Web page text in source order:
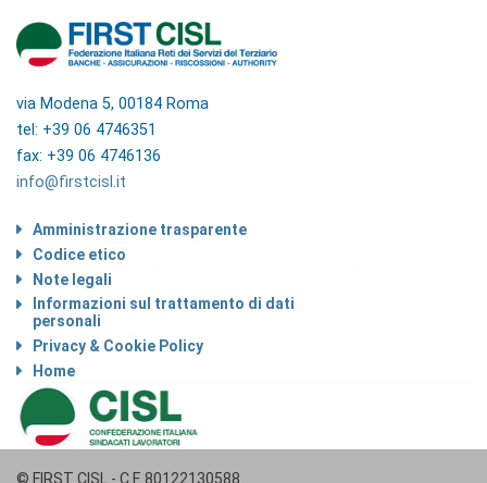
via Modena 5, 00184 Roma
tel: +39 06 4746351
fax: +39 06 4746136
info@firstcisl.it
Amministrazione trasparente
Codice etico
Note legali
Informazioni sul trattamento di dati
personali
Privacy & Cookie Policy
Home
© FIRST CISL - C.F. 80122130588